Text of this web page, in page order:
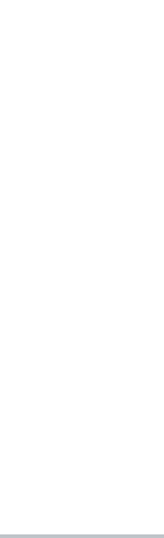
de renovación y